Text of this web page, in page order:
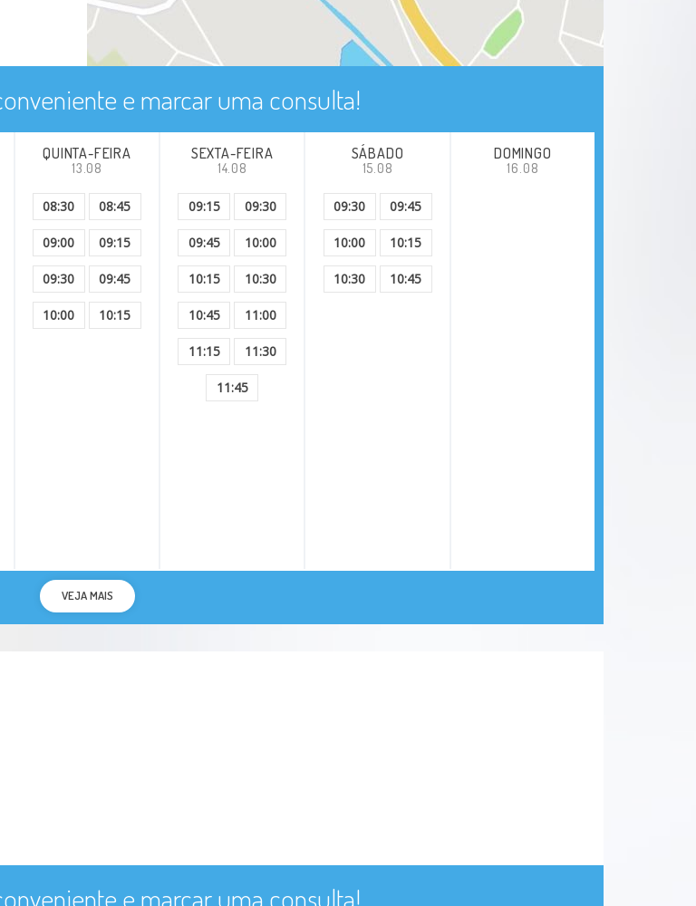
e marcar uma consulta!
QUINTA-FEIRA
13.08
08:30 08:45
09:00 09:15
09:30 09:45
10:00 10:15
SEXTA-FEIRA
14.08
09:15 09:30
09:45 10:00
10:15 10:30
10:45 11:00
11:15 11:30
11:45
SÁBADO
15.08
09:30 09:45
10:00 10:15
10:30 10:45
DOMINGO
16.08
VEJA MAIS
e marcar uma consulta!